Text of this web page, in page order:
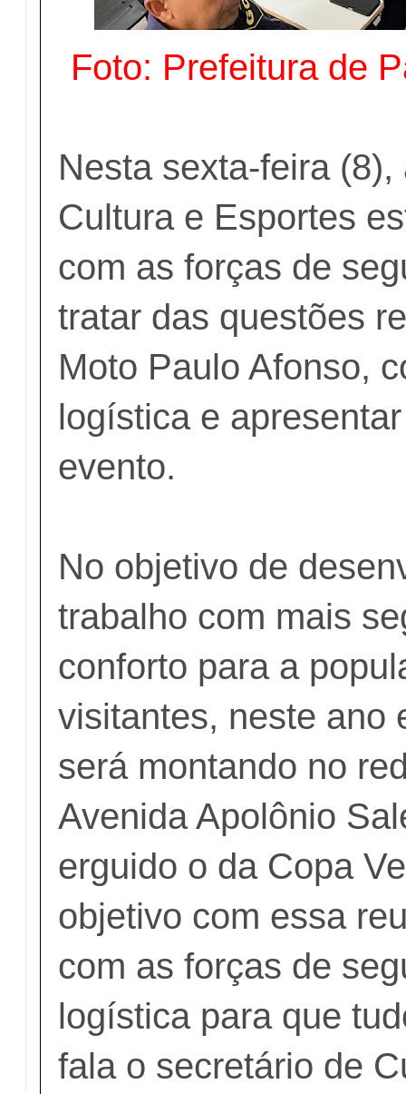
Foto: Prefeitura de
Nesta sexta-feira
Cultura e Esportes
com as forças de
tratar das questões
Moto Paulo Afonso,
logística e
evento.
No objetivo de
trabalho com mais
conforto para a
visitantes, neste ano
será montando no
Avenida Apolônio
erguido o da Copa
objetivo com essa
com as forças de
logística para que
fala o secretário de